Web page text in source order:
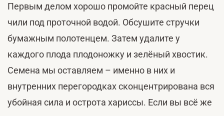
Первым делом хорошо промойте красный перец
чили под проточной водой. Обсушите стручки
бумажным полотенцем. Затем удалите у
каждого плода плодоножку и зелёный хвостик.
Семена мы оставляем – именно в них и
внутренних перегородках сконцентрирована вся
убойная сила и острота хариссы. Если вы всё же